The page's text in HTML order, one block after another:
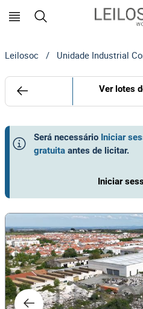
Leilosoc / Unidade Industrial
Ver lotes
Será necessário Iniciar
gratuita antes de licitar.
Iniciar